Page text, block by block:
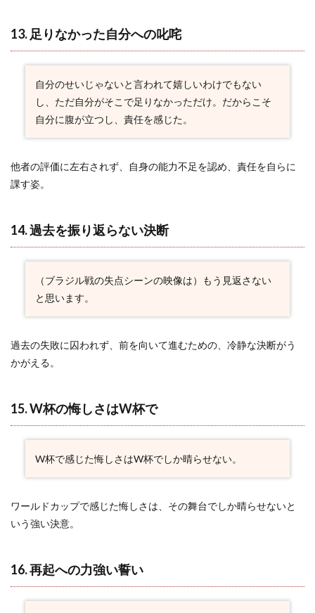
13. 足りなかった自分への叱咤
自分のせいじゃないと言われて嬉しいわけでもない
し、ただ自分がそこで足りなかっただけ。だからこそ
自分に腹が立つし、責任を感じた。
他者の評価に左右されず、自身の能力不足を認め、責任を自らに
課す姿。
14. 過去を振り返らない決断
（ブラジル戦の失点シーンの映像は）もう見返さない
と思います。
過去の失敗に囚われず、前を向いて進むための、冷静な決断がう
かがえる。
15. W杯の悔しさはW杯で
W杯で感じた悔しさはW杯でしか晴らせない。
ワールドカップで感じた悔しさは、その舞台でしか晴らせないと
いう強い決意。
16. 再起への力強い誓い